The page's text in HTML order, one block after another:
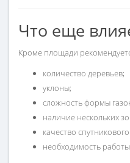
Что еще
Кроме площади
количество деревьев;
уклоны;
сложность формы
наличие нескольких
качество
необходимость